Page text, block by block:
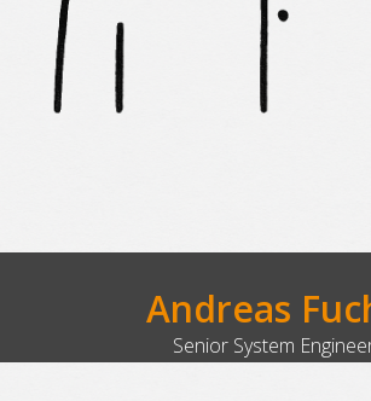
Andreas
Senior System